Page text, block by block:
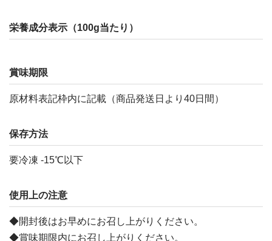
栄養成分表示（100g当たり）
賞味期限
原材料表記枠内に記載（商品発送日より40日間）
保存方法
要冷凍 -15℃以下
使用上の注意
◆開封後はお早めにお召し上がりください。
◆賞味期限内にお召し上がりください。